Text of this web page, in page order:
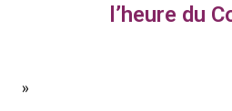
l’heure du
»